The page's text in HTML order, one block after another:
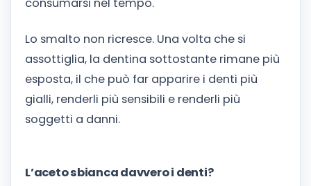
Lo smalto non ricresce. Una volta che si
assottiglia, la dentina sottostante rimane più
esposta, il che può far apparire i denti più
gialli, renderli più sensibili e renderli più
soggetti a danni.
L’aceto sbianca davvero i denti?